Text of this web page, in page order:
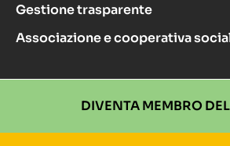
Gestione trasparente
Associazione e cooperativa
DIVENTA MEMBRO